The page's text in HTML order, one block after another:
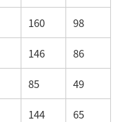
160 98
146 86
85 49
144 65